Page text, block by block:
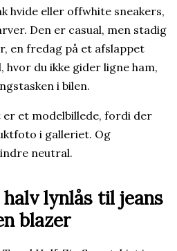
hvide eller offwhite sneakers,
Den er casual, men stadig
en fredag på et afslappet
du ikke gider ligne ham,
i bilen.
er et modelbillede, fordi der
i galleriet. Og
neutral.
halv lynlås til jeans
blazer